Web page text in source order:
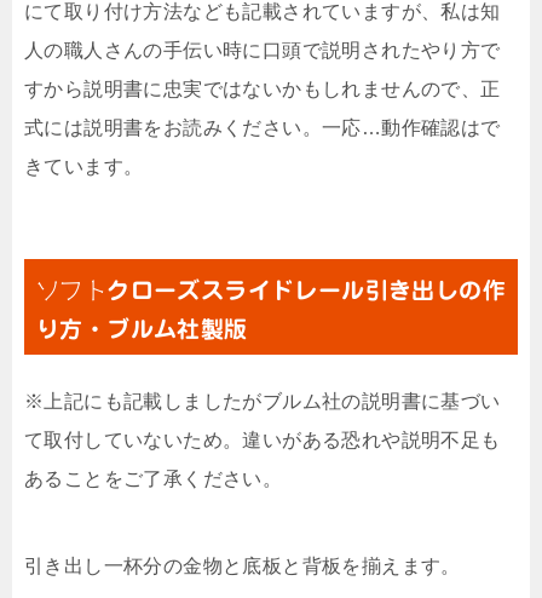
にて取り付け方法なども記載されていますが、私は知
人の職人さんの手伝い時に口頭で説明されたやり方で
すから説明書に忠実ではないかもしれませんので、正
式には説明書をお読みください。一応…動作確認はで
きています。
ソフト クローズスライドレール引き出しの作
り方・ブルム社製版
※上記にも記載しましたがブルム社の説明書に基づい
て取付していないため。違いがある恐れや説明不足も
あることをご了承ください。
引き出し一杯分の金物と底板と背板を揃えます。